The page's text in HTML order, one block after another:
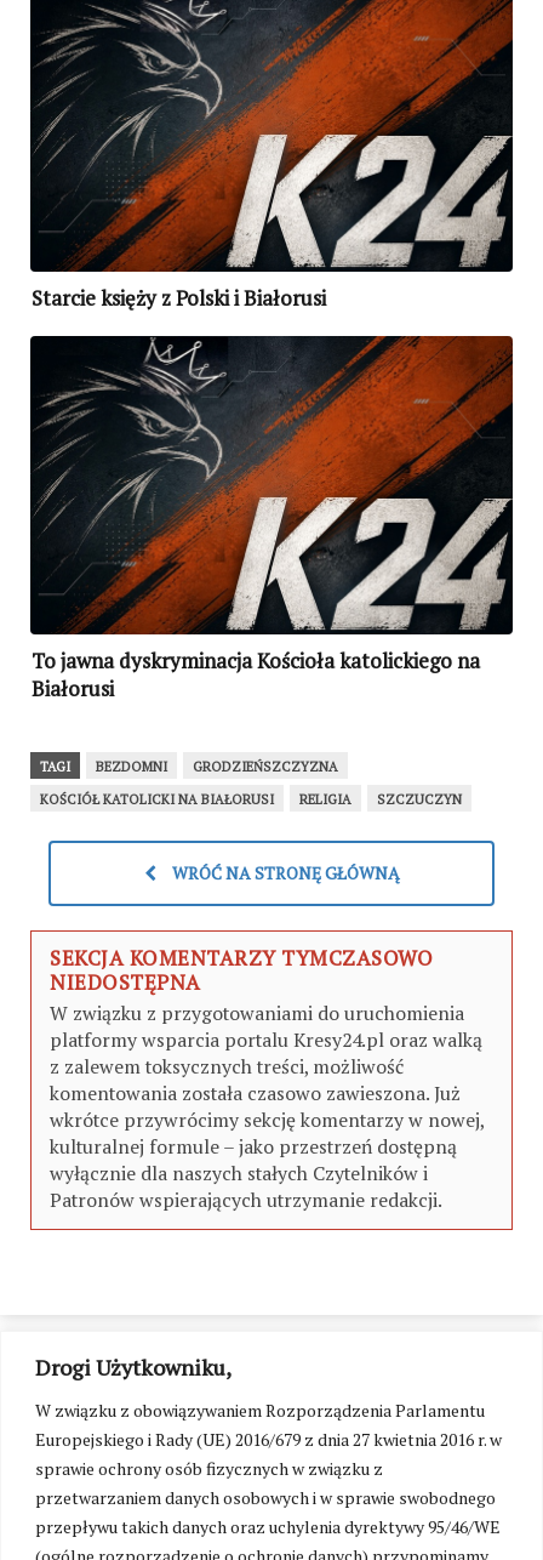
Drogi Użytkowniku,
W związku z obowiązywaniem Rozporządzenia Parlamentu
Europejskiego i Rady (UE) 2016/679 z dnia 27 kwietnia 2016 r. w
sprawie ochrony osób fizycznych w związku z
przetwarzaniem danych osobowych i w sprawie swobodnego
przepływu takich danych oraz uchylenia dyrektywy 95/46/WE
(ogólne rozporządzenie o ochronie danych) przypominamy
Starcie księży z Polski i Białorusi
To jawna dyskryminacja Kościoła katolickiego na
Białorusi
TAGI BEZDOMNI
GRODZIEŃSZCZYZNA
KOŚCIÓŁ KATOLICKI NA BIAŁORUSI
RELIGIA SZCZUCZYN
WRÓĆ NA STRONĘ GŁÓWNĄ
SEKCJA KOMENTARZY TYMCZASOWO
NIEDOSTĘPNA
W związku z przygotowaniami do uruchomienia
platformy wsparcia portalu Kresy24.pl oraz walką
z zalewem toksycznych treści, możliwość
komentowania została czasowo zawieszona. Już
wkrótce przywrócimy sekcję komentarzy w nowej,
kulturalnej formule – jako przestrzeń dostępną
wyłącznie dla naszych stałych Czytelników i
Patronów wspierających utrzymanie redakcji.